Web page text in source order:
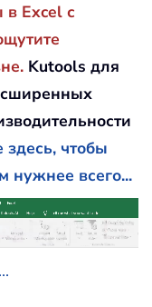
Excel с
Kutools для
чтобы
нужнее всего...